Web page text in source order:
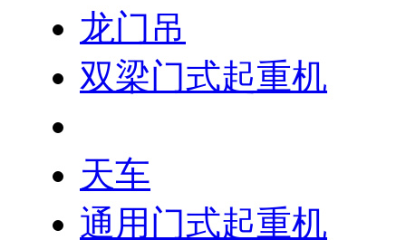
龙门吊
双梁门式起重机
天车
通用门式起重机